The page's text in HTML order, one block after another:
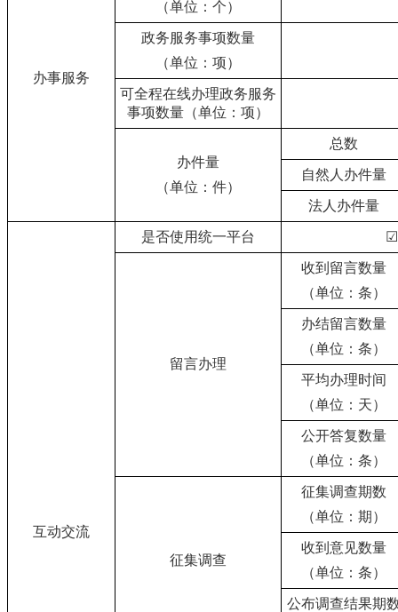
办事服务
（单位：个）
政务服务事项数量
（单位：项）
可全程在线办理政务服务
事项数量（单位：项）
办件量
（单位：件）
总数
自然人办件量
法人办件量
互动交流
是否使用统一平台 ☑
留言办理
收到留言数量
（单位：条）
办结留言数量
（单位：条）
平均办理时间
（单位：天）
公开答复数量
（单位：条）
征集调查
征集调查期数
（单位：期）
收到意见数量
（单位：条）
公布调查结果期